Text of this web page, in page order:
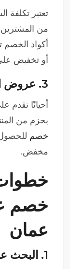
تعتبر تكلفة
من
أكواد
أو تخفيض
3. عروض
أحيانًا
بحزم من
خصمللحصول
مخفض.
خصم
عمان
1. البحث